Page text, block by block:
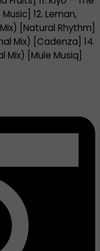
12. Leman,
[Natural Rhythm]
Mix) [Cadenza] 14.
[Mule Musiq]